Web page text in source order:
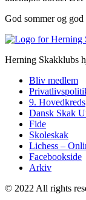
God sommer og
Herning Skakklubs
Bliv medlem
9. Hovedkreds
Dansk Skak
Fide
Skoleskak
Lichess –
Facebookside
Arkiv
© 2022 All rights